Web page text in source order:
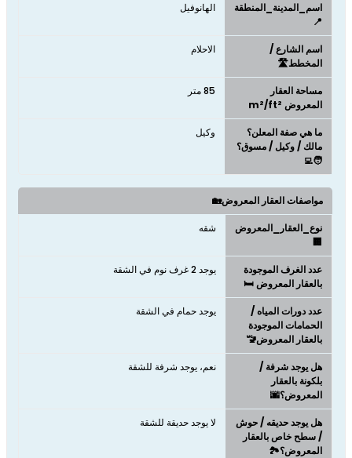
اسم_المدينة_المنطقة
📍
الهانوفيل
اسم الشارع /
المخطط🛣️
الاحلام
مساحة العقار
المعروض m²/ft²
85 متر
ما هي صفة المعلن؟
مالك / وكيل / مسوق؟
🧑‍💻
وكيل
مواصفات العقار المعروض🏡
نوع_العقار_المعروض
🏢
شقه
عدد الغرف الموجودة
بالعقار المعروض 🛏️
يوجد 2 غرف نوم في الشقة
عدد دورات المياه /
الحمامات الموجودة
بالعقار المعروض🚾
يوجد حمام في الشقة
هل يوجد شرفة /
بلكونة بالعقار
المعروض؟🌆
نعم، يوجد شرفة للشقة
هل يوجد حديقه / حوش
/ سطح خاص بالعقار
المعروض؟🏞️
لا يوجد حديقة للشقة